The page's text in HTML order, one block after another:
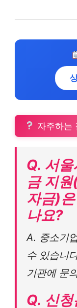
자주하는
Q. 서
금 지
자금)
나요?
A. 중소기
수 있습니
기관에 문
Q. 신